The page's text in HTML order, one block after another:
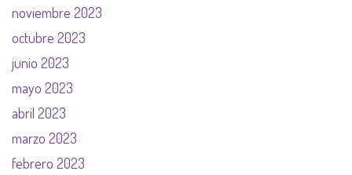
noviembre 2023
octubre 2023
junio 2023
mayo 2023
abril 2023
marzo 2023
febrero 2023